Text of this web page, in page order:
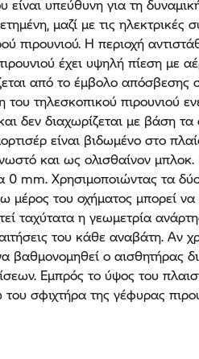
είναι υπεύθυνη για τη
μαζί με τις
πιρουνιού. Η περιοχή
έχει υψηλή πίεση με
από το έμβολο απόσβεσης
τηλεσκοπικού πιρουνιού
δεν διαχωρίζεται με βάση
είναι βιδωμένο στο
και ως ολισθαίνον
0 mm. Χρησιμοποιώντας τα
μέρος του οχήματος μπορεί
ταχύτατα η γεωμετρία
του κάθε αναβάτη. Αν
βαθμονομηθεί ο αισθητήρας
Εμπρός το ύψος του
σφιχτήρα της γέφυρας